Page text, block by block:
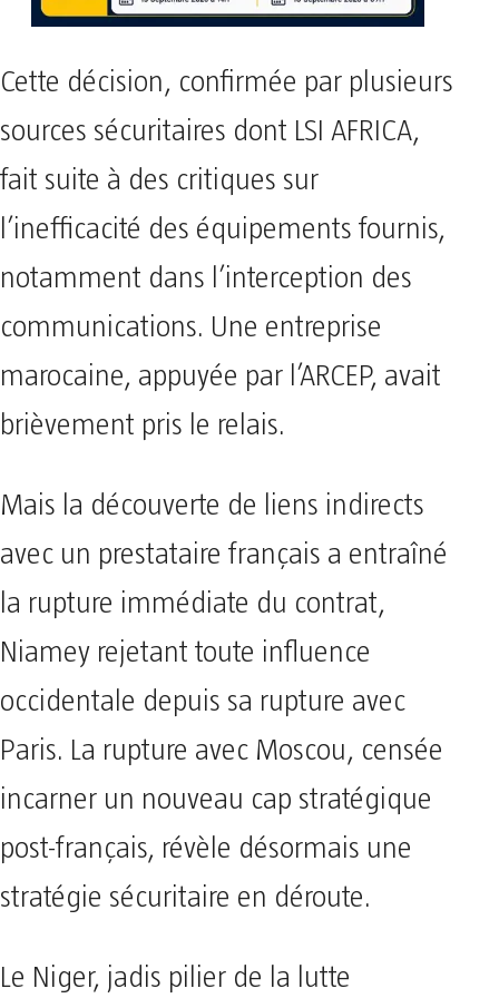
Cette décision, confirmée par plusieurs
sources sécuritaires dont LSI AFRICA,
fait suite à des critiques sur
l’inefficacité des équipements fournis,
notamment dans l’interception des
communications. Une entreprise
marocaine, appuyée par l’ARCEP, avait
brièvement pris le relais.
Mais la découverte de liens indirects
avec un prestataire français a entraîné
la rupture immédiate du contrat,
Niamey rejetant toute influence
occidentale depuis sa rupture avec
Paris. La rupture avec Moscou, censée
incarner un nouveau cap stratégique
post-français, révèle désormais une
stratégie sécuritaire en déroute.
Le Niger, jadis pilier de la lutte